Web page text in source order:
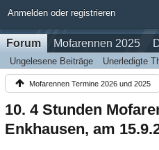
Anmelden oder registrieren
Forum Mofarennen 2025
Ungelesene Beiträge Unerledigte
Mofarennen Termine 2026 und 2025
10. 4 Stunden
Enkhausen, am